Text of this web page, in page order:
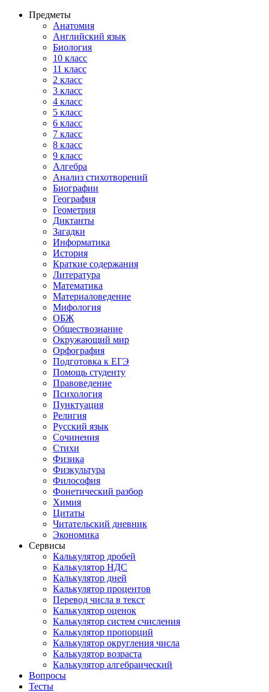
Предметы
Анатомия
Английский язык
Биология
10 класс
11 класс
2 класс
3 класс
4 класс
5 класс
6 класс
7 класс
8 класс
9 класс
Алгебра
Анализ стихотворений
Биографии
География
Геометрия
Диктанты
Загадки
Информатика
История
Краткие содержания
Литература
Математика
Материаловедение
Мифология
ОБЖ
Обществознание
Окружающий мир
Орфография
Подготовка к ЕГЭ
Помощь студенту
Правоведение
Психология
Пунктуация
Религия
Русский язык
Сочинения
Стихи
Физика
Физкультура
Философия
Фонетический разбор
Химия
Цитаты
Читательский дневник
Экономика
Сервисы
Калькулятор дробей
Калькулятор НДС
Калькулятор дней
Калькулятор процентов
Перевод числа в текст
Калькулятор оценок
Калькулятор систем счисления
Калькулятор пропорций
Калькулятор округления числа
Калькулятор возраста
Калькулятор алгебраический
Вопросы
Тесты